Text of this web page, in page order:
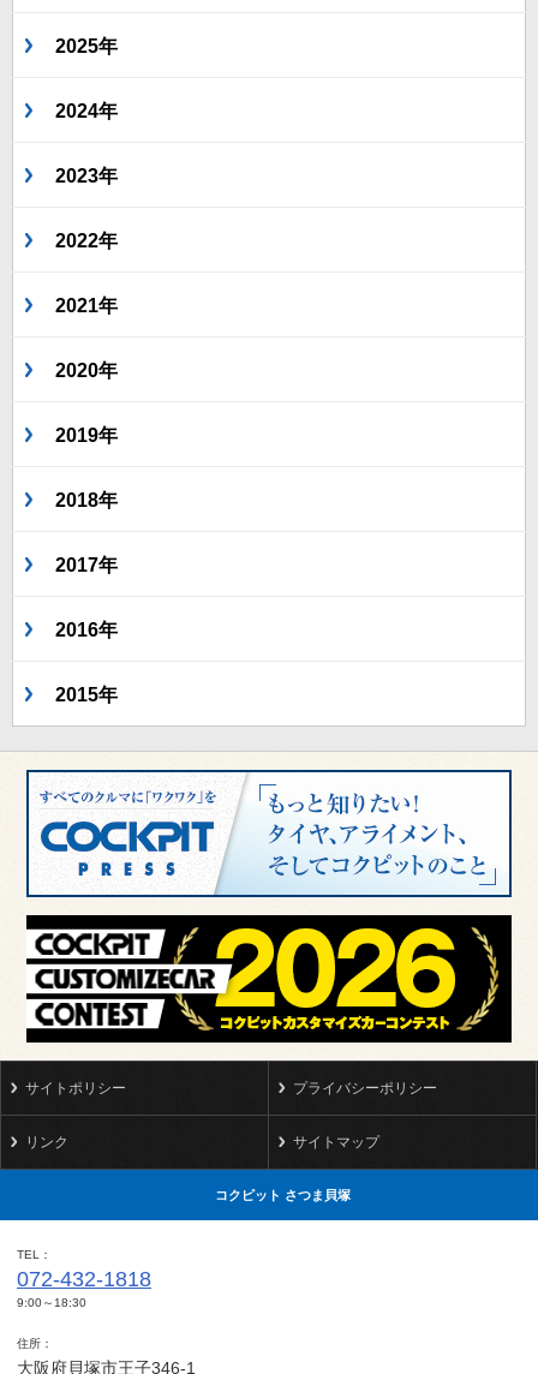
2025年
2024年
2023年
2022年
2021年
2020年
2019年
2018年
2017年
2016年
2015年
サイトポリシー プライバシーポリシー
リンク サイトマップ
コクピット さつま貝塚
TEL
072-432-1818
9:00～18:30
住所
大阪府貝塚市王子346-1